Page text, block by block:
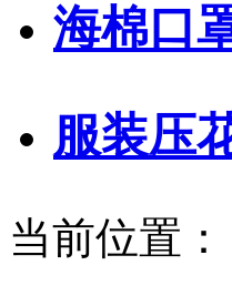
海棉口
服装压
当前位置：